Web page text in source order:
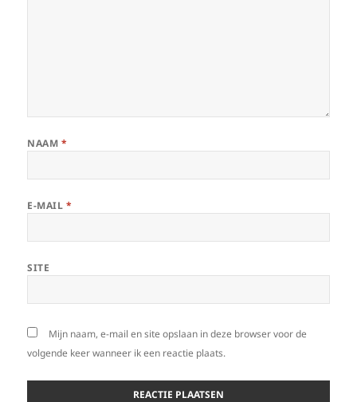
NAAM *
E-MAIL *
SITE
Mijn naam, e-mail en site opslaan in deze browser voor de
volgende keer wanneer ik een reactie plaats.